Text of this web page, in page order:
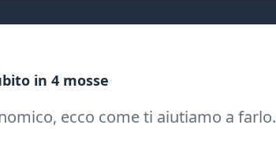
in 4 mosse
ecco come ti aiutiamo a farlo.